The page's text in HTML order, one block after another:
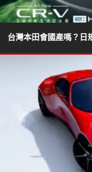
台灣本田會國產嗎？日